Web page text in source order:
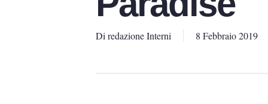
Di redazione Interni 8 Febbraio 2019